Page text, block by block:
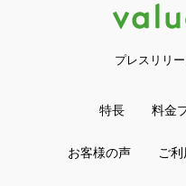
プレスリリ
特長 料金
お客様の声 ご